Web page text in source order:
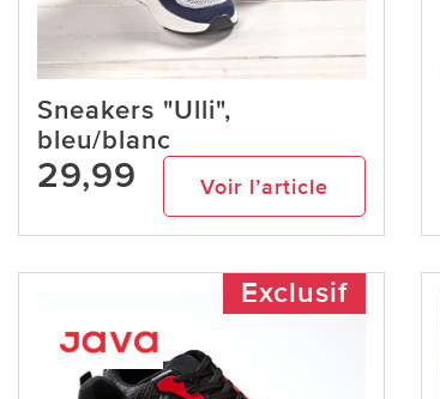
Sneakers "Ulli",
bleu/blanc
29,99 Voir l’article
Exclusif